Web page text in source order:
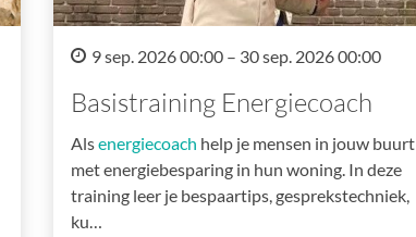
9 sep. 2026 00:00 – 30 sep. 2026 00:00
Basistraining Energiecoach
Alsenergiecoach help je mensen in jouw buurt
met energiebesparing in hun woning. In deze
training leer je bespaartips, gesprekstechniek,
ku…